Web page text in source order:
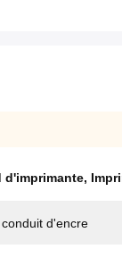
d'imprimante,
d'encre